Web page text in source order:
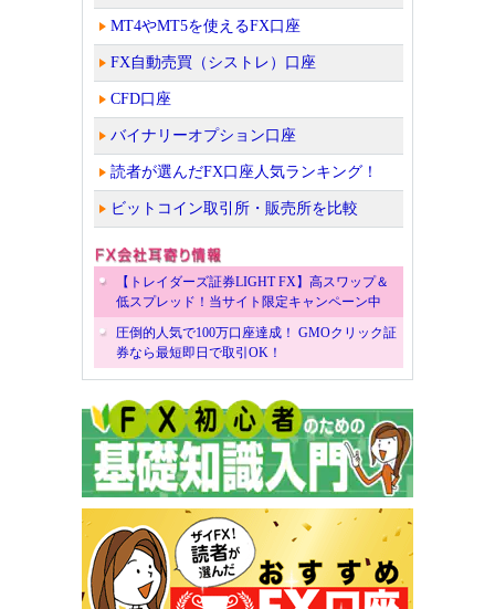
MT4やMT5を使えるFX口座
FX自動売買（シストレ）口座
CFD口座
バイナリーオプション口座
読者が選んだFX口座人気ランキング！
ビットコイン取引所・販売所を比較
【トレイダーズ証券LIGHT FX】高スワップ＆
低スプレッド！当サイト限定キャンペーン中
圧倒的人気で100万口座達成！ GMOクリック証
券なら最短即日で取引OK！